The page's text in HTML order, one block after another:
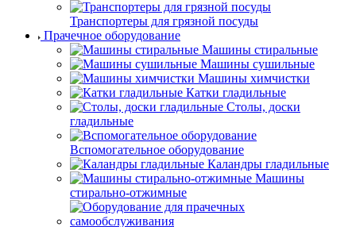
Транспортеры для грязной посуды
Прачечное оборудование
Машины стиральные
Машины сушильные
Машины химчистки
Катки гладильные
Столы, доски
гладильные
Вспомогательное оборудование
Каландры гладильные
Машины
стирально-отжимные